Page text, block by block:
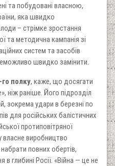
та побудовані власною,
яка швидко
– стрімке зростання
та методична кампанія зі
систем та засобів
швидко замінити.
полку, каже, що досягати
ніж раніше. Його підрозділ
зокрема удари в березні по
для російських балістичних
протиповітряної
власне виробництво
повних обертів,
глибині Росії. «Війна — це не